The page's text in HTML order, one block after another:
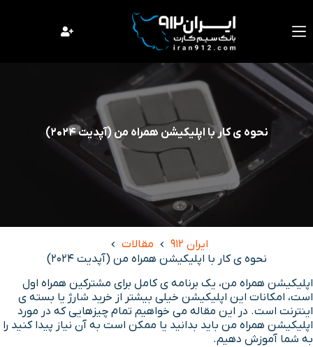
محتوا
نحوه ی کار با اپلیکیشن همراه من (آپدیت 2024)
ایران 912
مقالات
نحوه ی کار با اپلیکیشن همراه من (آپدیت 2024)
اپلیکیشن همراه من، یک برنامه ی کامل برای مشترکین همراه اول
است، امکانات این اپلیکیشن خیلی بیشتر از خرید شارژ یا بسته ی
اینترنت است. در این مقاله می خواهیم تمام چیزهایی که در مورد
اپلیکیشن همراه من باید بدانید یا ممکن است به آن نیاز پیدا کنید را
به شما آموزش دهیم.